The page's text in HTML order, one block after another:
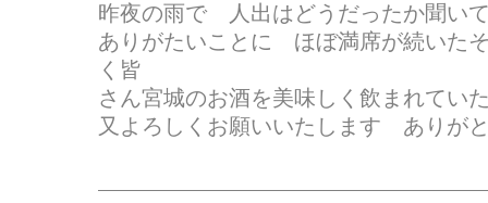
昨夜の雨で 人出はどうだったか聞い
ありがたいことに ほぼ満席が続いた
く皆
さん宮城のお酒を美味しく飲まれてい
又よろしくお願いいたします ありが